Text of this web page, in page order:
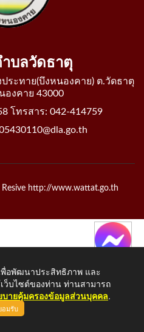
บลวัดธาตุ
ระทาย(บึงหนองคาย) ต.วัดธาตุ
องคาย 43000
โทรสาร: 042-414759
http://www.wattat.go.th
พื่อพัฒนาประสิทธิภาพ และ
บไซต์ของท่าน ท่านสามารถ
บายคุ้มครองข้อมูลส่วนบุคคล.
อมรับ